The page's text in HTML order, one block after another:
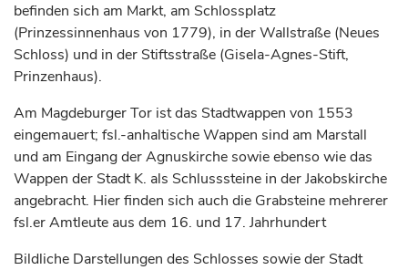
befinden sich am Markt, am Schlossplatz
(Prinzessinnenhaus von 1779), in der Wallstraße (Neues
Schloss) und in der Stiftsstraße (Gisela-Agnes-Stift,
Prinzenhaus).
Am Magdeburger Tor ist das Stadtwappen von 1553
eingemauert; fsl.-anhaltische Wappen sind am Marstall
und am Eingang der Agnuskirche sowie ebenso wie das
Wappen der Stadt K. als Schlusssteine in der Jakobskirche
angebracht. Hier finden sich auch die Grabsteine mehrerer
fsl.er Amtleute aus dem 16. und 17. Jahrhundert
Bildliche Darstellungen des Schlosses sowie der Stadt